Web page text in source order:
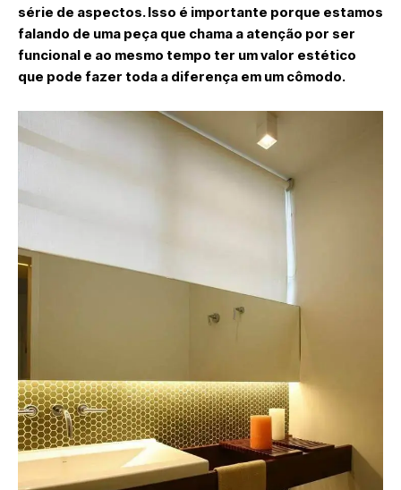
série de aspectos. Isso é importante porque estamos
falando de uma peça que chama a atenção por ser
funcional e ao mesmo tempo ter um valor estético
que pode fazer toda a diferença em um cômodo.